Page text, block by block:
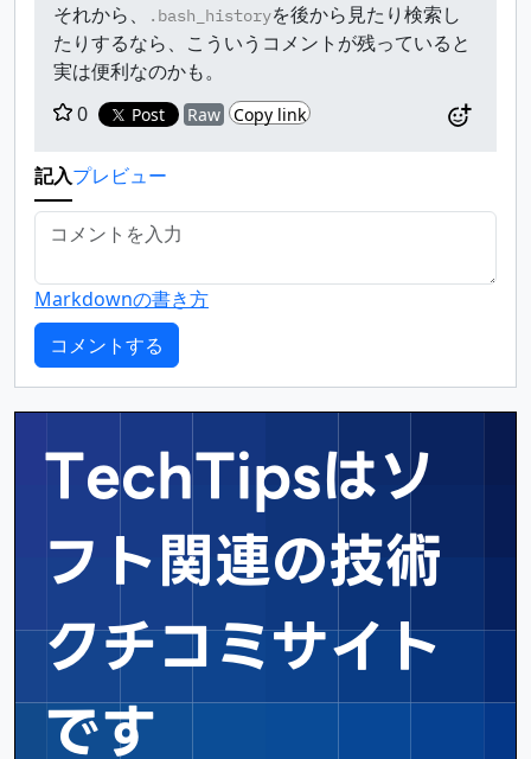
それから、
.bash_historyを後から見たり検索し
たりするなら、こういうコメントが残っていると
実は便利なのかも。
0
Post Raw Copy link
記入プレビュー
Markdownの書き方
TechTipsはソ
フト関連の技術
クチコミサイト
です